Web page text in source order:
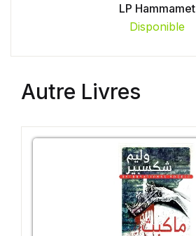
LP Hammamet
Disponible
Autre Livres